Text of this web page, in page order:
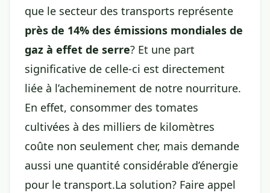
que le secteur des transports représente
près de 14% des émissions mondiales de
gaz à effet de serre? Et une part
significative de celle-ci est directement
liée à l’acheminement de notre nourriture.
En effet, consommer des tomates
cultivées à des milliers de kilomètres
coûte non seulement cher, mais demande
aussi une quantité considérable d’énergie
pour le transport.La solution? Faire appel